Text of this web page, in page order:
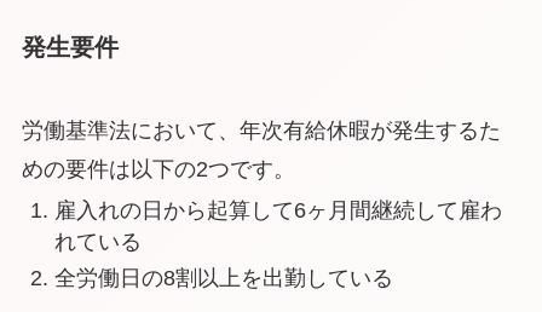
発生要件
労働基準法において、年次有給休暇が発生するた
めの要件は以下の2つです。
雇入れの日から起算して6ヶ月間継続して雇わ
れている
全労働日の8割以上を出勤している